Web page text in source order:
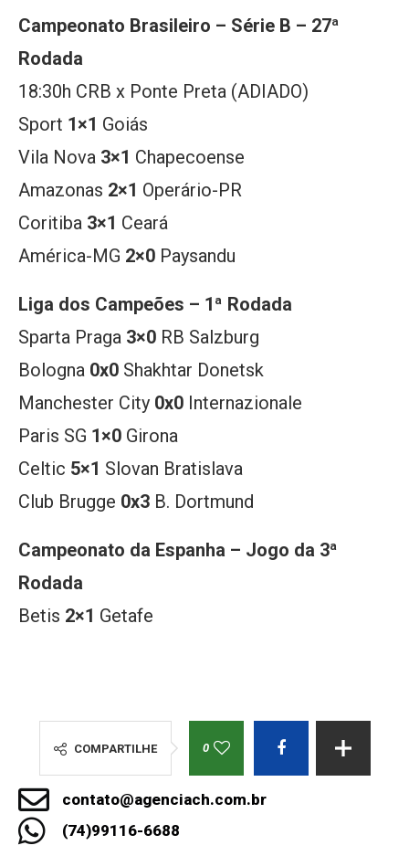
Campeonato Brasileiro – Série B – 27ª
Rodada
18:30h CRB x Ponte Preta (ADIADO)
Sport 1×1 Goiás
Vila Nova 3×1 Chapecoense
Amazonas 2×1 Operário-PR
Coritiba 3×1 Ceará
América-MG 2×0 Paysandu
Liga dos Campeões – 1ª Rodada
Sparta Praga 3×0 RB Salzburg
Bologna 0x0 Shakhtar Donetsk
Manchester City 0x0 Internazionale
Paris SG 1×0 Girona
Celtic 5×1 Slovan Bratislava
Club Brugge 0x3 B. Dortmund
Campeonato da Espanha – Jogo da 3ª
Rodada
Betis 2×1 Getafe
COMPARTILHE 0
contato@agenciach.com.br
(74)99116-6688